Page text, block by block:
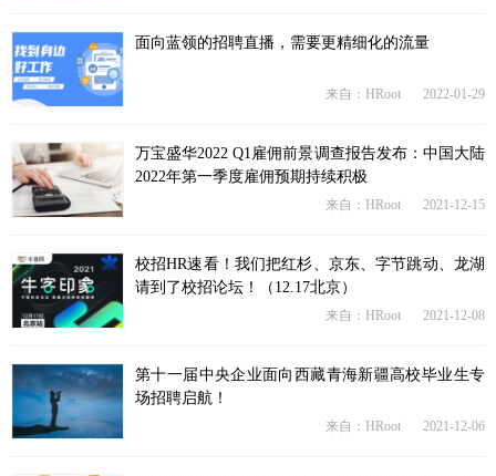
面向蓝领的招聘直播，需要更精细化的流量
来自：HRoot 2022-01-29
万宝盛华2022 Q1雇佣前景调查报告发布：中国大陆
2022年第一季度雇佣预期持续积极
来自：HRoot 2021-12-15
校招HR速看！我们把红杉、京东、字节跳动、龙湖
请到了校招论坛！（12.17北京）
来自：HRoot 2021-12-08
第十一届中央企业面向西藏青海新疆高校毕业生专
场招聘启航！
来自：HRoot 2021-12-06